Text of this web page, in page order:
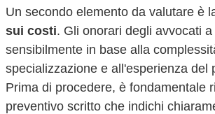
Un secondo elemento da valutare è
sui costi. Gli onorari degli avvocati a
sensibilmente in base alla
specializzazione e all'esperienza del
Prima di procedere, è fondamentale
preventivo scritto che indichi